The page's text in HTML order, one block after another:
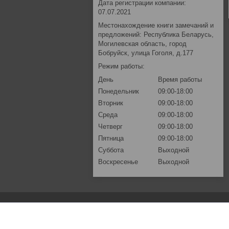
Дата регистрации компании:
07.07.2021
Местонахождение книги замечаний и
предложений: Республика Беларусь,
Могилевская область, город
Бобруйск, улица Гоголя, д.177
Режим работы:
День
Время работы
Понедельник
09:00-18:00
Вторник
09:00-18:00
Среда
09:00-18:00
Четверг
09:00-18:00
Пятница
09:00-18:00
Суббота
Выходной
Воскресенье
Выходной